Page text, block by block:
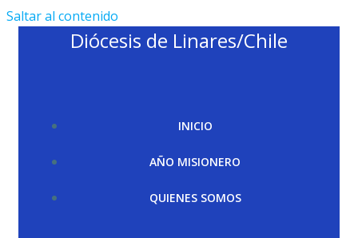
Saltar al contenido
Diócesis de Linares/Chile
INICIO
AÑO MISIONERO
QUIENES SOMOS